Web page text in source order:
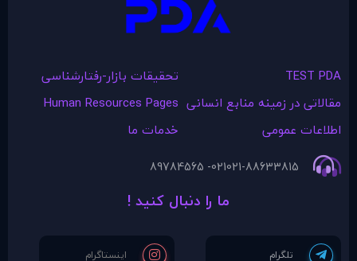
TEST PDA
تحقیقات بازار-رفتارشناسی
مقالاتی در زمينه منابع انسانی Human Resources Pages
اطلاعات عمومی
خدمات ما
021-88633815
021- 89784565
ما را دنبال کنید !